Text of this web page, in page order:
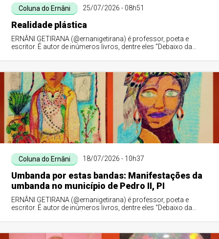
Coluna do Ernâni 25/07/2026 - 08h51
Realidade plástica
ERNÂNI GETIRANA (@ernanigetirana) é professor, poeta e
escritor. É autor de inúmeros livros, dentre eles “Debaixo da
Coluna do Ernâni 18/07/2026 - 10h37
Umbanda por estas bandas: Manifestações da
umbanda no município de Pedro II, PI
ERNÂNI GETIRANA (@ernanigetirana) é professor, poeta e
escritor. É autor de inúmeros livros, dentre eles “Debaixo da